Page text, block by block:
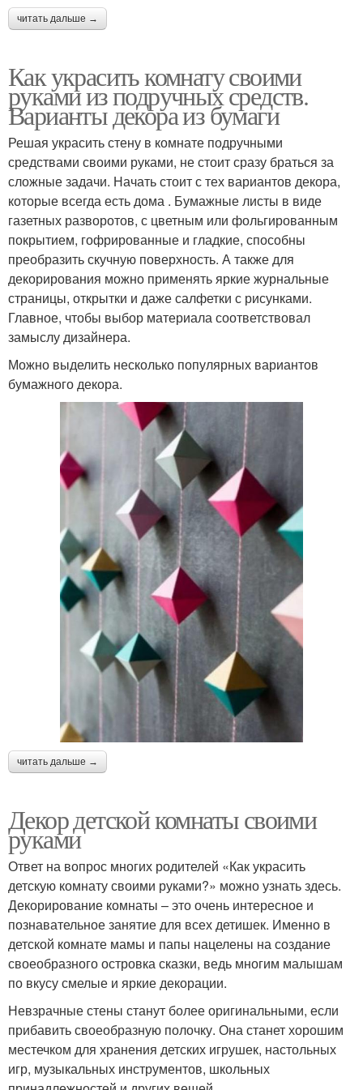
читать дальше →
Как украсить комнату своими
руками из подручных средств.
Варианты декора из бумаги
Решая украсить стену в комнате подручными
средствами своими руками, не стоит сразу браться за
сложные задачи. Начать стоит с тех вариантов декора,
которые всегда есть дома . Бумажные листы в виде
газетных разворотов, с цветным или фольгированным
покрытием, гофрированные и гладкие, способны
преобразить скучную поверхность. А также для
декорирования можно применять яркие журнальные
страницы, открытки и даже салфетки с рисунками.
Главное, чтобы выбор материала соответствовал
замыслу дизайнера.
Можно выделить несколько популярных вариантов
бумажного декора.
читать дальше →
Декор детской комнаты своими
руками
Ответ на вопрос многих родителей «Как украсить
детскую комнату своими руками?» можно узнать здесь.
Декорирование комнаты – это очень интересное и
познавательное занятие для всех детишек. Именно в
детской комнате мамы и папы нацелены на создание
своеобразного островка сказки, ведь многим малышам
по вкусу смелые и яркие декорации.
Невзрачные стены станут более оригинальными, если
прибавить своеобразную полочку. Она станет хорошим
местечком для хранения детских игрушек, настольных
игр, музыкальных инструментов, школьных